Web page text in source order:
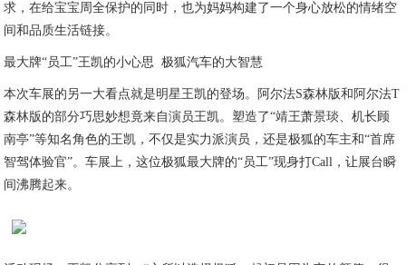
求，在给宝宝周全保护的同时，也为妈妈构建了一个身心放松的情绪空
间和品质生活链接。
最大牌“员工”王凯的小心思 极狐汽车的大智慧
本次车展的另一大看点就是明星王凯的登场。阿尔法S森林版和阿尔法T
森林版的部分巧思妙想竟来自演员王凯。塑造了“靖王萧景琰、机长顾
南亭”等知名角色的王凯，不仅是实力派演员，还是极狐的车主和“首席
智驾体验官”。车展上，这位极狐最大牌的“员工”现身打Call，让展台瞬
间沸腾起来。